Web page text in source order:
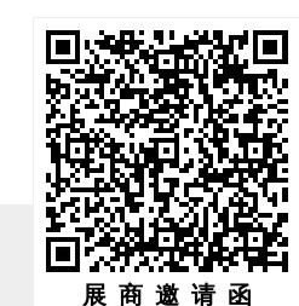
展商邀请函